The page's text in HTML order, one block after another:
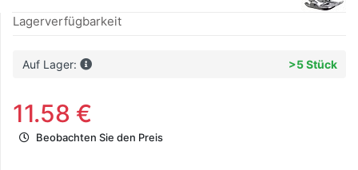
Lagerverfügbarkeit
Auf Lager: >5 Stück
11.58 €
Beobachten Sie den Preis